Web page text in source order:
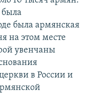
была
была армянская
на этом месте
увенчаны
в России и